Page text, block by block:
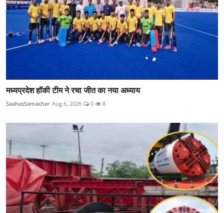
मध्यप्रदेश हॉकी टीम ने रचा जीत का नया अध्याय
SaahasSamachar Aug 6, 2026 0 8